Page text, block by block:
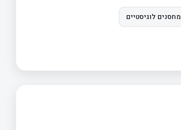
מחסנים לוגיסטיים